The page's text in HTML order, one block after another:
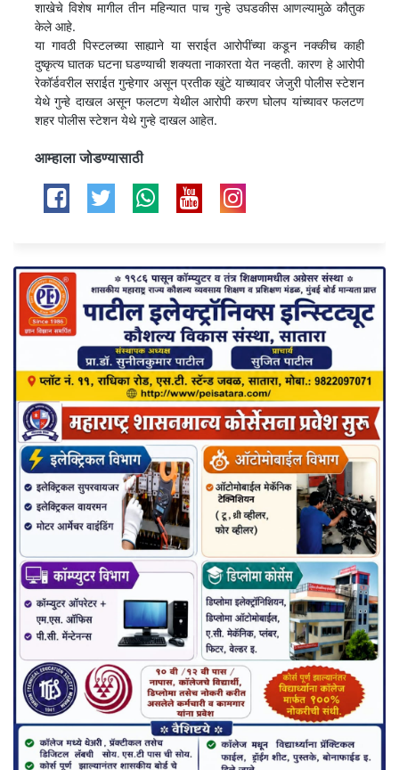
शाखेचे विशेष मागील तीन महिन्यात पाच गुन्हे उघडकीस आणल्यामुळे कौतुक
केले आहे.
या गावठी पिस्टलच्या साह्याने या सराईत आरोपींच्या कडून नक्कीच काही
दुष्कृत्य घातक घटना घडण्याची शक्यता नाकारता येत नव्हती. कारण हे आरोपी
रेकॉर्डवरील सराईत गुन्हेगार असून प्रतीक खुंटे याच्यावर जेजुरी पोलीस स्टेशन
येथे गुन्हे दाखल असून फलटण येथील आरोपी करण घोलप यांच्यावर फलटण
शहर पोलीस स्टेशन येथे गुन्हे दाखल आहेत.
आम्हाला जोडण्यासाठी